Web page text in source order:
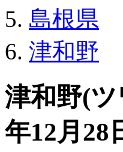
島根県
津和野
津和野(
年12月28